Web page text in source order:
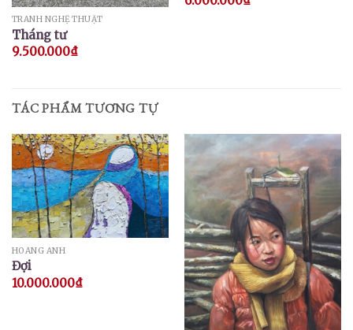
TRANH NGHỆ THUẬT
Tháng tư
9.500.000₫
TÁC PHẨM TƯƠNG TỰ
HOÀNG ANH
Đợi
10.000.000₫